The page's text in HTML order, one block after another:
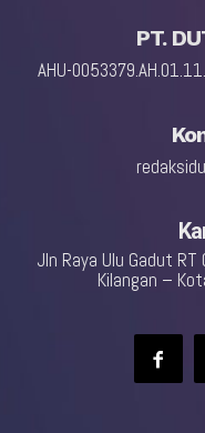
PT.
AHU-
Jln Raya Ulu Gadut
Kilangan –